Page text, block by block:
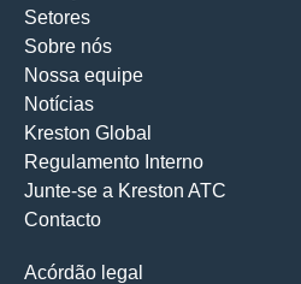
Setores
Sobre nós
Nossa equipe
Notícias
Kreston Global
Regulamento Interno
Junte-se a Kreston ATC
Contacto
Acórdão legal